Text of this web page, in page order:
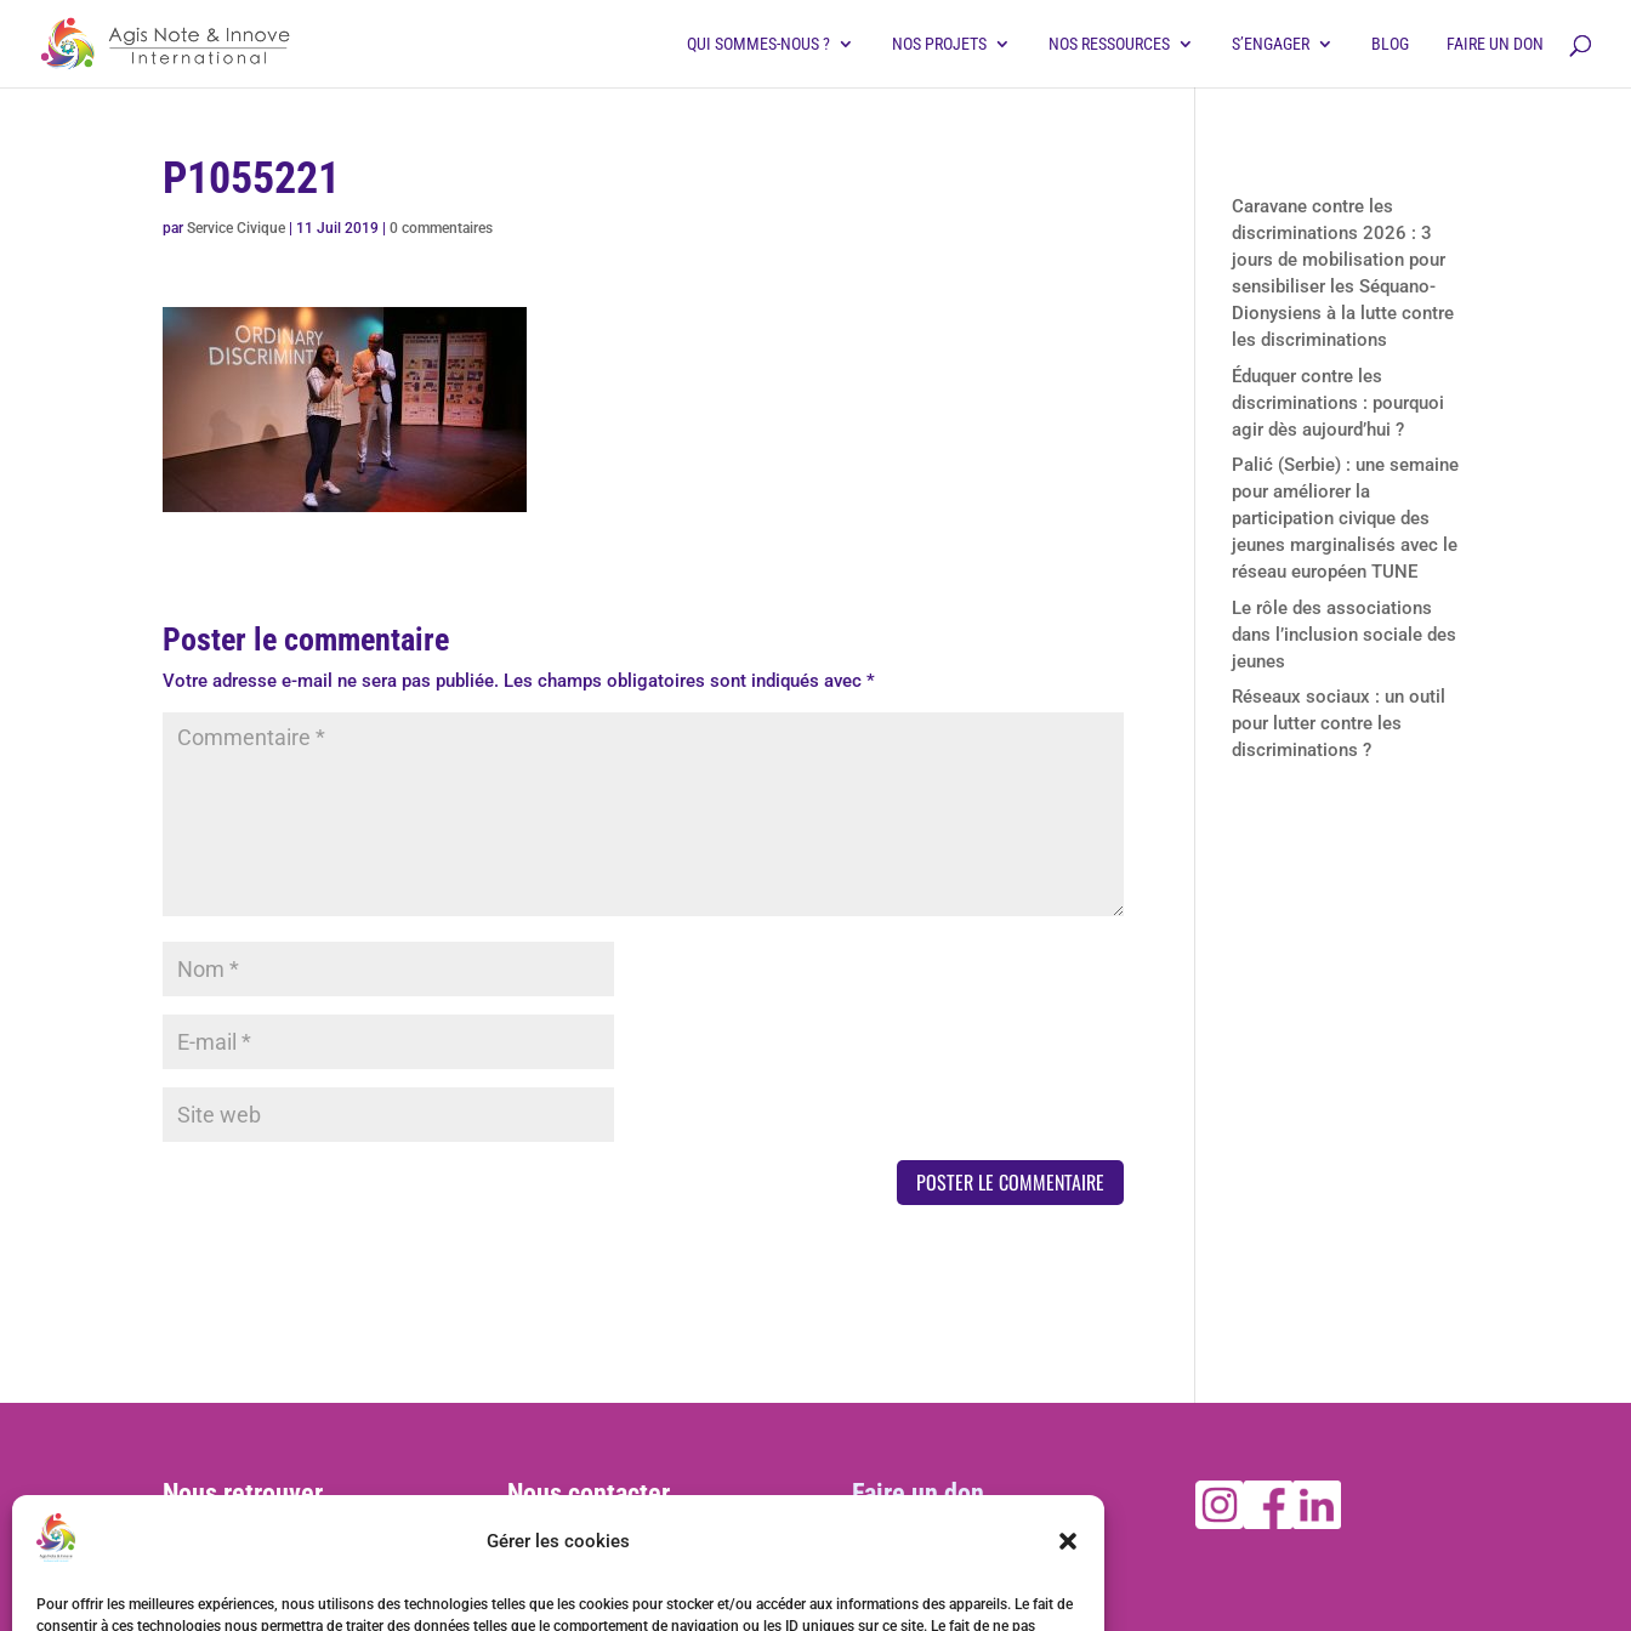
Gérer les cookies
Pour offrir les meilleures expériences, nous utilisons des technologies telles que les cookies pour stocker et/ou accéder aux informations des appareils. Le fait de
consentir à ces technologies nous permettra de traiter des données telles que le comportement de navigation ou les ID uniques sur ce site. Le fait de ne pas
QUI SOMMES-NOUS ? NOS PROJETS NOS RESSOURCES S’ENGAGER BLOG FAIRE UN DON
P1055221
parService Civique 11 Juil 2019 |0 commentaires
Poster le commentaire
Votre adresse e-mail ne sera pas publiée. Les champs obligatoires sont indiqués avec*
Caravane contre les
discriminations 2026 : 3
jours de mobilisation pour
sensibiliser les Séquano-
Dionysiens à la lutte contre
les discriminations
Éduquer contre les
discriminations : pourquoi
agir dès aujourd’hui ?
Palić (Serbie) : une semaine
pour améliorer la
participation civique des
jeunes marginalisés avec le
réseau européen TUNE
Le rôle des associations
dans l’inclusion sociale des
jeunes
Réseaux sociaux : un outil
pour lutter contre les
discriminations ?
Nous retrouver
Bureaux :
Nous contacter
contact@ani-international.org
Faire un don